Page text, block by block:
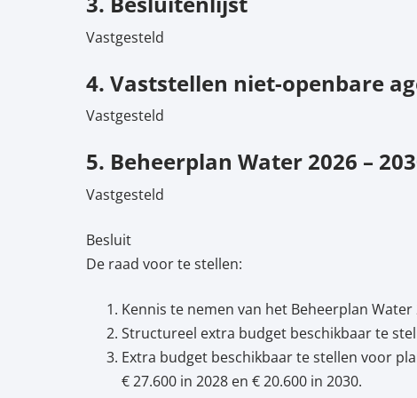
Vastgesteld
4. Vaststellen niet-openbare
Vastgesteld
5. Beheerplan Water 2026 –
Vastgesteld
Besluit
De raad voor te stellen:
Kennis te nemen van het Beheerplan Water
Structureel extra budget beschikbaar te
Extra budget beschikbaar te stellen voor
€ 27.600 in 2028 en € 20.600 in 2030.